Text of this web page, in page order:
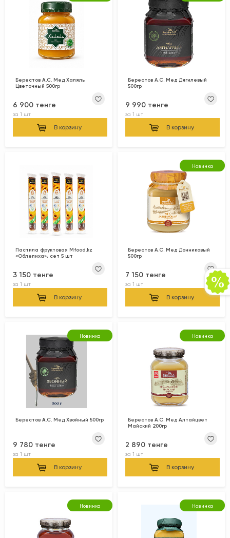
Берестов А.С. Мед Халяль
Цветочный 500гр
6 900 тенге
за 1 шт
В корзину
Берестов А.С. Мед Дягилевый
500гр
9 990 тенге
за 1 шт
В корзину
Пастила фруктовая Mfood.kz
«Облепиха», сет 5 шт
3 150 тенге
за 1 шт
В корзину
Новинка
Берестов А.С. Мед Донниковый
500гр
7 150 тенге
за 1 шт
В корзину
Новинка
Берестов А.С. Мед Хвойный 500гр
9 780 тенге
за 1 шт
В корзину
Новинка
Берестов А.С. Мед Алтайцвет
Майский 200гр
2 890 тенге
за 1 шт
В корзину
Новинка Новинка